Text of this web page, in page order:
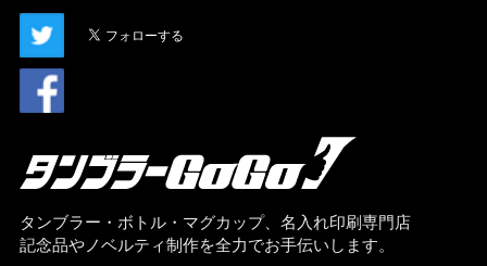
タンブラー・ボトル・マグカップ、名入れ印刷専門店
記念品やノベルティ制作を全力でお手伝いします。